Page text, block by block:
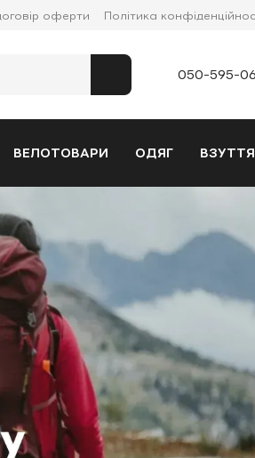
оферти Політика
050-595-
ВЕЛОТОВАРИ ОДЯГ ВЗУТТЯ